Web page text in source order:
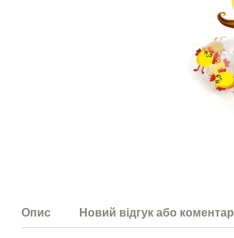
Опис Новий відгук або коментар